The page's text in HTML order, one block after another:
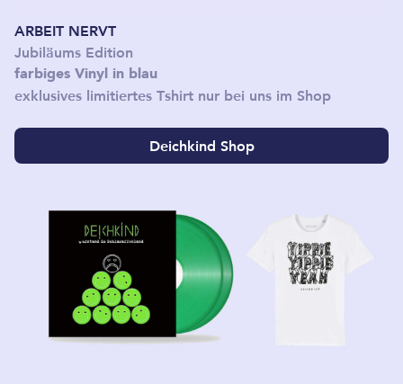
ARBEIT NERVT
Jubiläums Edition
farbiges Vinyl in blau
exklusives limitiertes Tshirt nur bei uns im Shop
Deichkind Shop